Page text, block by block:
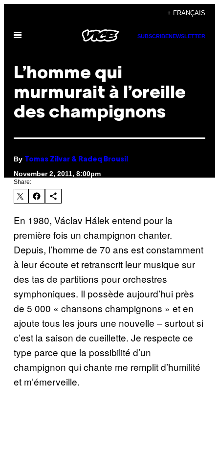
content
+ FRANÇAIS
Open
SUBSCRIBENEWSLETTER
L’homme qui
murmurait à l’oreille
des champignons
By Tomas Zilvar & Radeq Brousil
November 2, 2011, 8:00pm
Share:
En 1980, Václav Hálek entend pour la
première fois un champignon chanter.
Depuis, l’homme de 70 ans est constamment
à leur écoute et retranscrit leur musique sur
des tas de partitions pour orchestres
symphoniques. Il possède aujourd’hui près
de 5 000 « chansons champignons » et en
ajoute tous les jours une nouvelle – surtout si
c’est la saison de cueillette. Je respecte ce
type parce que la possibilité d’un
champignon qui chante me remplit d’humilité
et m’émerveille.